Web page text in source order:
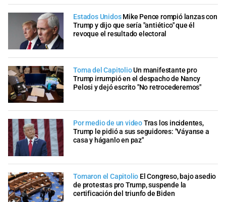
Estados Unidos Mike Pence rompió lanzas con
Trump y dijo que sería "antiético" que él
revoque el resultado electoral
Toma del CapitolioUn manifestante pro
Trump irrumpió en el despacho de Nancy
Pelosi y dejó escrito "No retrocederemos"
Por medio de un videoTras los incidentes,
Trump le pidió a sus seguidores: "Váyanse a
casa y háganlo en paz"
Tomaron el Capitolio El Congreso, bajo asedio
de protestas pro Trump, suspende la
certificación del triunfo de Biden